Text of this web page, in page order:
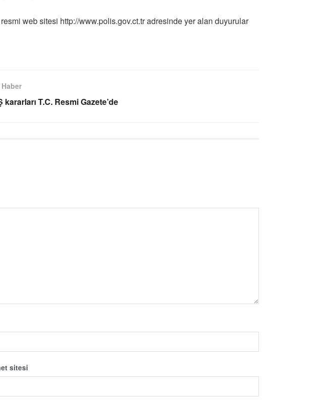
web sitesi http://www.polis.gov.ct.tr adresinde yer alan duyurular
kararları T.C. Resmi Gazete’de
sitesi